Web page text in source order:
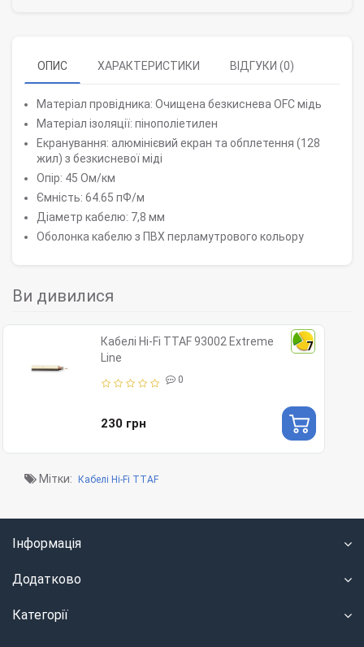
ОПИС ХАРАКТЕРИСТИКИ ВІДГУКИ (0)
Матеріал провідника: Очищена безкиснева OFC мідь
Матеріал ізоляції: пінополіетилен
Екранування: алюмінієвий екран та обплетення (128
жил) з безкисневої міді
Опір: 45 Ом/км
Ємність: 64.65 пФ/м
Діаметр кабелю: 7,8 мм
Оболонка кабелю з ПВХ перламутрового кольору
Ви дивилися
7
Кабелі Hi-Fi TTAF 93002 Extreme
Line
0
230 грн
Мітки: Кабелі Hi-Fi TTAF
Інформація
Додатково
Категорії